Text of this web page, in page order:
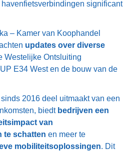
significant
– Kamer van Koophandel
updates over diverse
Westelijke Ontsluiting
E34 West en de bouw van de
2016 deel uitmaakt van een
biedt bedrijven een
van
te schatten en meer te
mobiliteitsoplossingen. Dit